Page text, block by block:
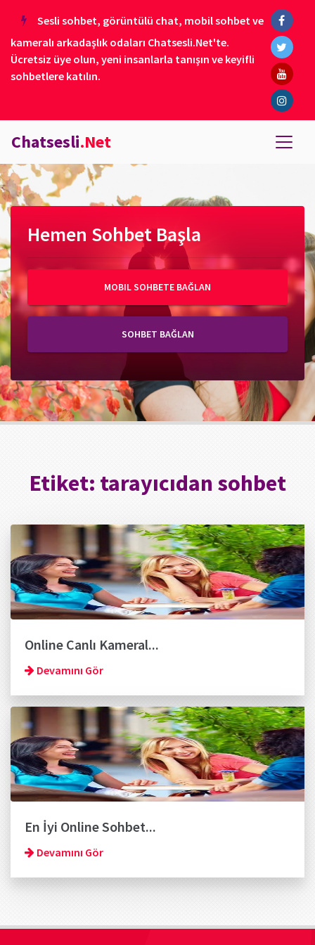
Sesli sohbet, görüntülü chat, mobil sohbet ve
kameralı arkadaşlık odaları Chatsesli.Net'te.
Ücretsiz üye olun, yeni insanlarla tanışın ve keyifli
sohbetlere katılın.
Chatsesli.Net
Hemen Sohbet Başla
MOBIL SOHBETE BAĞLAN
SOHBET BAĞLAN
Etiket: tarayıcıdan sohbet
Online Canlı Kameral...
Devamını Gör
En İyi Online Sohbet...
Devamını Gör